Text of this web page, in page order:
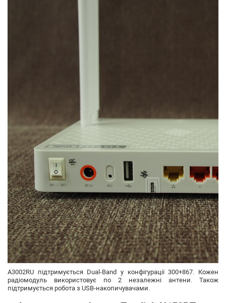
A3002RU підтримується Dual-Band у конфігурації 300+867. Кожен
радіомодуль використовує по 2 незалежні антени. Також
підтримується робота з USB-накопичувачами.